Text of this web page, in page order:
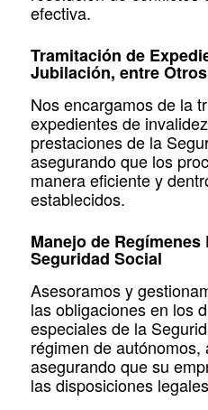
efectiva.
Tramitación de
Jubilación, entre Otros
Nos encargamos de la
expedientes de
prestaciones de la
asegurando que los
manera eficiente y
establecidos.
Manejo de
Seguridad Social
Asesoramos y
las obligaciones en los
especiales de la
régimen de
asegurando que su
las disposiciones